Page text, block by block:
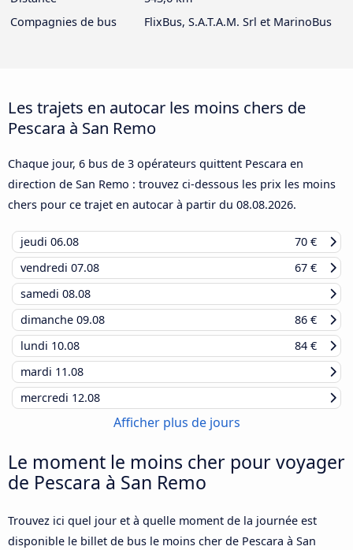
Compagnies de bus
FlixBus, S.A.T.A.M. Srl et MarinoBus
Les trajets en autocar les moins chers de
Pescara à San Remo
Chaque jour, 6 bus de 3 opérateurs quittent Pescara en
direction de San Remo : trouvez ci-dessous les prix les moins
chers pour ce trajet en autocar à partir du 08.08.2026.
jeudi 06.08
70 €
vendredi 07.08
67 €
samedi 08.08
dimanche 09.08
86 €
lundi 10.08
84 €
mardi 11.08
mercredi 12.08
Afficher plus de jours
Le moment le moins cher pour voyager
de Pescara à San Remo
Trouvez ici quel jour et à quelle moment de la journée est
disponible le billet de bus le moins cher de Pescara à San